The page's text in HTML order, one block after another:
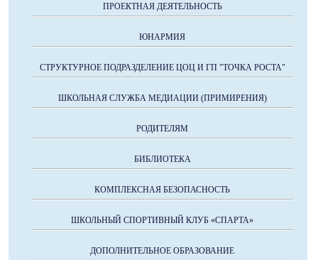
ПРОЕКТНАЯ ДЕЯТЕЛЬНОСТЬ
ЮНАРМИЯ
СТРУКТУРНОЕ ПОДРАЗДЕЛЕНИЕ ЦОЦ И ГП "ТОЧКА РОСТА"
ШКОЛЬНАЯ СЛУЖБА МЕДИАЦИИ (ПРИМИРЕНИЯ)
РОДИТЕЛЯМ
БИБЛИОТЕКА
КОМПЛЕКСНАЯ БЕЗОПАСНОСТЬ
ШКОЛЬНЫЙ СПОРТИВНЫЙ КЛУБ «СПАРТА»
ДОПОЛНИТЕЛЬНОЕ ОБРАЗОВАНИЕ